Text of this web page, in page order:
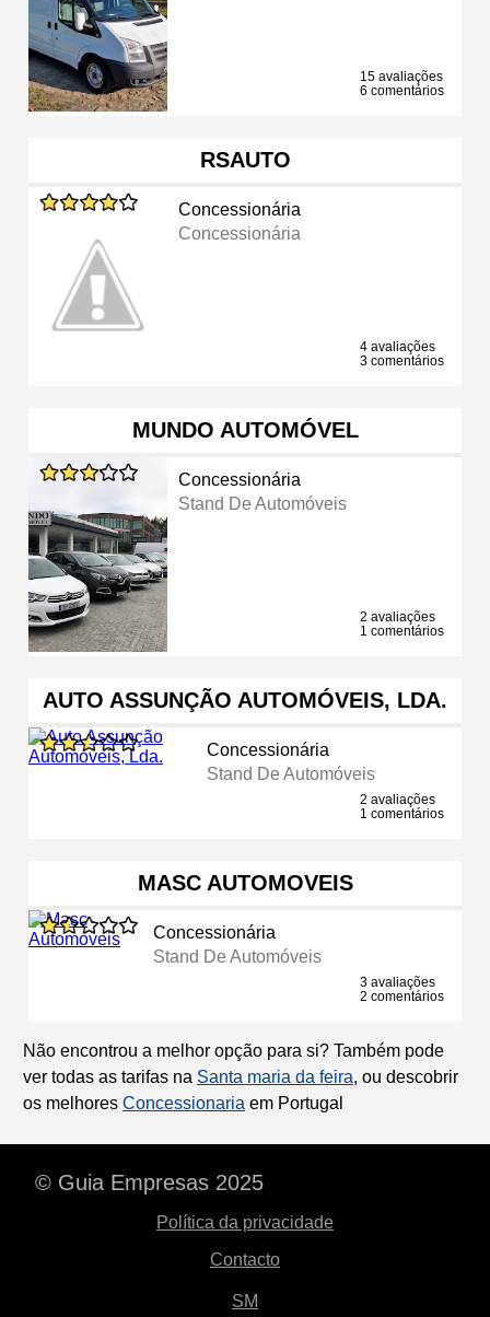
15 avaliações
6 comentários
RSAUTO
Concessionária
Concessionária
4 avaliações
3 comentários
MUNDO AUTOMÓVEL
Concessionária
Stand De Automóveis
2 avaliações
1 comentários
AUTO ASSUNÇÃO AUTOMÓVEIS, LDA.
Concessionária
Stand De Automóveis
2 avaliações
1 comentários
MASC AUTOMOVEIS
Concessionária
Stand De Automóveis
3 avaliações
2 comentários
Não encontrou a melhor opção para si? Também pode
ver todas as tarifas na Santa maria da feira, ou descobrir
os melhores Concessionaria em Portugal
© Guia Empresas 2025
Política da privacidade
Contacto
SM